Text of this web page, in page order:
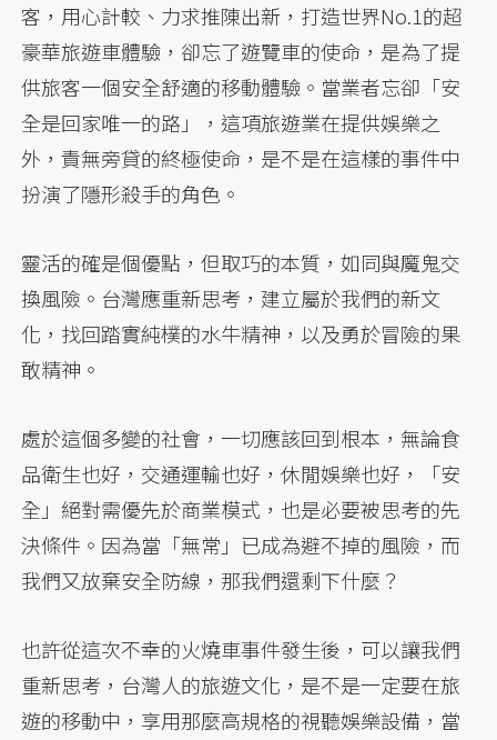
客，用心計較、力求推陳出新，打造世界No.1的超
豪華旅遊車體驗，卻忘了遊覽車的使命，是為了提
供旅客一個安全舒適的移動體驗。當業者忘卻「安
全是回家唯一的路」，這項旅遊業在提供娛樂之
外，責無旁貸的終極使命，是不是在這樣的事件中
扮演了隱形殺手的角色。
靈活的確是個優點，但取巧的本質，如同與魔鬼交
換風險。台灣應重新思考，建立屬於我們的新文
化，找回踏實純樸的水牛精神，以及勇於冒險的果
敢精神。
處於這個多變的社會，一切應該回到根本，無論食
品衛生也好，交通運輸也好，休閒娛樂也好，「安
全」絕對需優先於商業模式，也是必要被思考的先
決條件。因為當「無常」已成為避不掉的風險，而
我們又放棄安全防線，那我們還剩下什麼？
也許從這次不幸的火燒車事件發生後，可以讓我們
重新思考，台灣人的旅遊文化，是不是一定要在旅
遊的移動中，享用那麼高規格的視聽娛樂設備，當